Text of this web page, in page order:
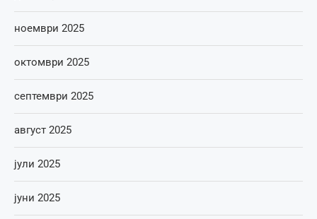
ноември 2025
октомври 2025
септември 2025
август 2025
јули 2025
јуни 2025